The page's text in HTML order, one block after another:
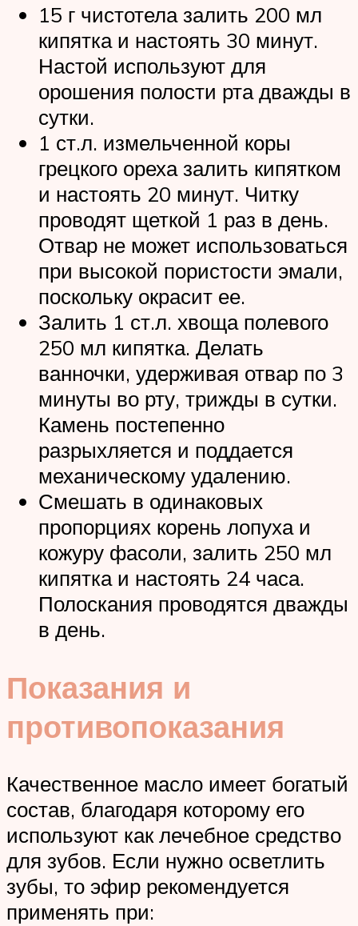
15 г чистотела залить 200 мл
кипятка и настоять 30 минут.
Настой используют для
орошения полости рта дважды в
сутки.
1 ст.л. измельченной коры
грецкого ореха залить кипятком
и настоять 20 минут. Читку
проводят щеткой 1 раз в день.
Отвар не может использоваться
при высокой пористости эмали,
поскольку окрасит ее.
Залить 1 ст.л. хвоща полевого
250 мл кипятка. Делать
ванночки, удерживая отвар по 3
минуты во рту, трижды в сутки.
Камень постепенно
разрыхляется и поддается
механическому удалению.
Смешать в одинаковых
пропорциях корень лопуха и
кожуру фасоли, залить 250 мл
кипятка и настоять 24 часа.
Полоскания проводятся дважды
в день.
Показания и
противопоказания
Качественное масло имеет богатый
состав, благодаря которому его
используют как лечебное средство
для зубов. Если нужно осветлить
зубы, то эфир рекомендуется
применять при: